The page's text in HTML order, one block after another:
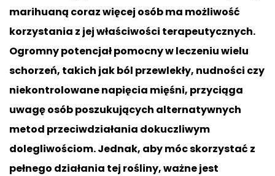
marihuaną coraz więcej osób ma możliwość
korzystania z jej właściwości terapeutycznych.
Ogromny potencjał pomocny w leczeniu wielu
schorzeń, takich jak ból przewlekły, nudności czy
niekontrolowane napięcia mięśni, przyciąga
uwagę osób poszukujących alternatywnych
metod przeciwdziałania dokuczliwym
dolegliwościom. Jednak, aby móc skorzystać z
pełnego działania tej rośliny, ważne jest